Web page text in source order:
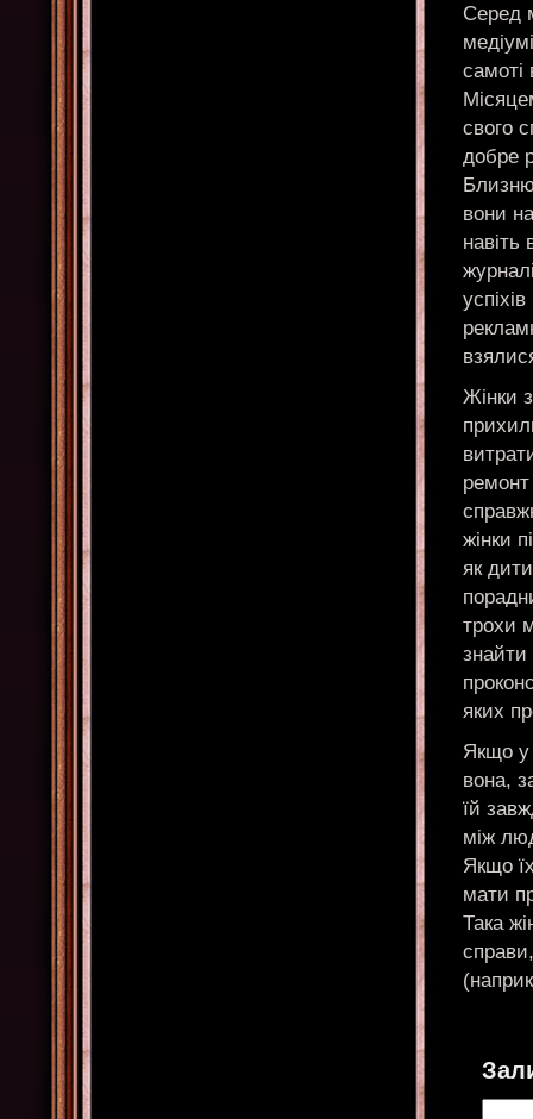
Серед
самоті
свого
добре
вони
навіть
Жінки
жінки
як
трохи
знайти
яких
Якщо у
вона,
їй
між
Якщо
мати
Така